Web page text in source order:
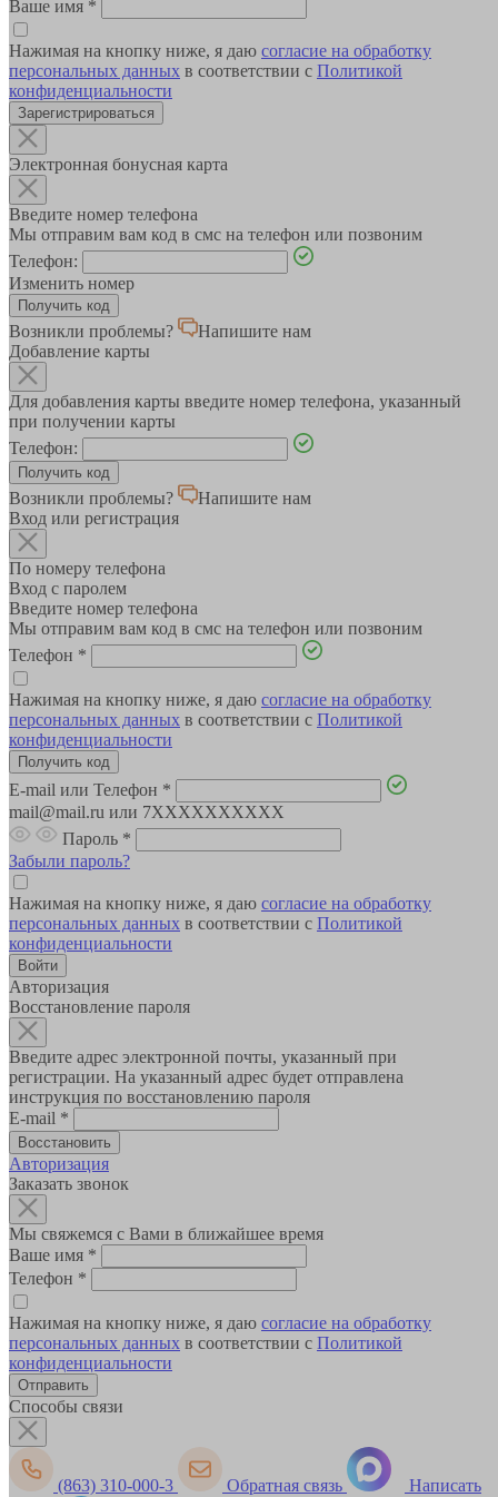
Ваше имя *
Нажимая на кнопку ниже, я даю согласие на обработку
персональных данных в соответствии с Политикой
конфиденциальности
Зарегистрироваться
Электронная бонусная карта
Введите номер телефона
Мы отправим вам код в смс на телефон или позвоним
Телефон:
Изменить номер
Возникли проблемы?
Напишите нам
Добавление карты
Для добавления карты введите номер телефона, указанный
при получении карты
Телефон:
Возникли проблемы?
Напишите нам
Вход или регистрация
По номеру телефона
Вход с паролем
Введите номер телефона
Мы отправим вам код в смс на телефон или позвоним
Телефон *
Нажимая на кнопку ниже, я даю согласие на обработку
персональных данных в соответствии с Политикой
конфиденциальности
E-mail или Телефон *
mail@mail.ru или 7XXXXXXXXXX
Пароль *
Забыли пароль?
Нажимая на кнопку ниже, я даю согласие на обработку
персональных данных в соответствии с Политикой
конфиденциальности
Авторизация
Восстановление пароля
Введите адрес электронной почты, указанный при
регистрации. На указанный адрес будет отправлена
инструкция по восстановлению пароля
E-mail *
Авторизация
Заказать звонок
Мы свяжемся с Вами в ближайшее время
Ваше имя *
Телефон *
Нажимая на кнопку ниже, я даю согласие на обработку
персональных данных в соответствии с Политикой
конфиденциальности
Способы связи
(863) 310-000-3 Обратная связь Написать